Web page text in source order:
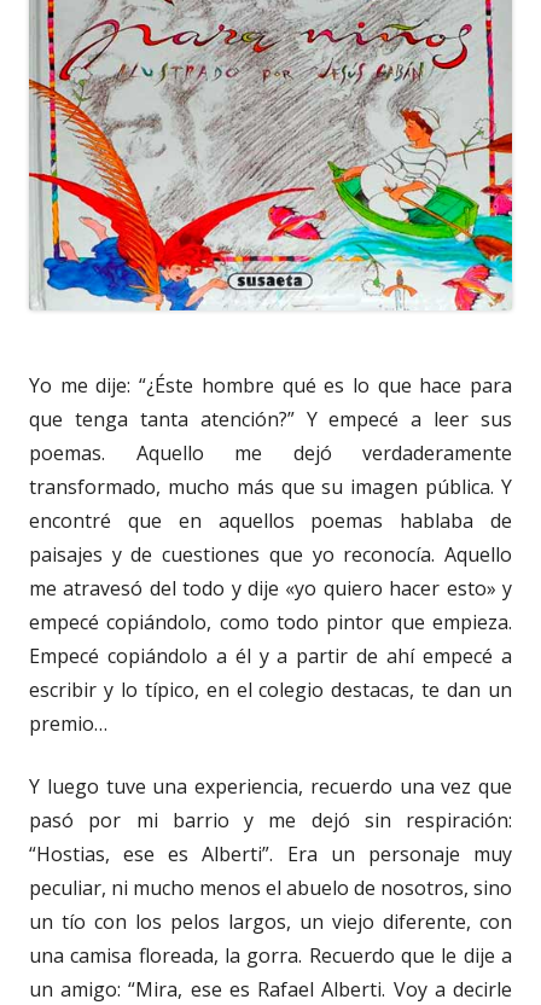
Yo me dije: “¿Éste hombre qué es lo que hace para
que tenga tanta atención?” Y empecé a leer sus
poemas. Aquello me dejó verdaderamente
transformado, mucho más que su imagen pública. Y
encontré que en aquellos poemas hablaba de
paisajes y de cuestiones que yo reconocía. Aquello
me atravesó del todo y dije «yo quiero hacer esto» y
empecé copiándolo, como todo pintor que empieza.
Empecé copiándolo a él y a partir de ahí empecé a
escribir y lo típico, en el colegio destacas, te dan un
premio…
Y luego tuve una experiencia, recuerdo una vez que
pasó por mi barrio y me dejó sin respiración:
“Hostias, ese es Alberti”. Era un personaje muy
peculiar, ni mucho menos el abuelo de nosotros, sino
un tío con los pelos largos, un viejo diferente, con
una camisa floreada, la gorra. Recuerdo que le dije a
un amigo: “Mira, ese es Rafael Alberti. Voy a decirle